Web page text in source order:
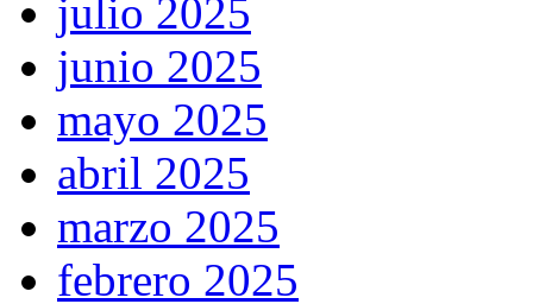
julio 2025
junio 2025
mayo 2025
abril 2025
marzo 2025
febrero 2025